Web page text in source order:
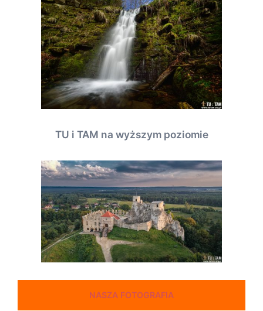
TU i TAM na wyższym poziomie
NASZA FOTOGRAFIA